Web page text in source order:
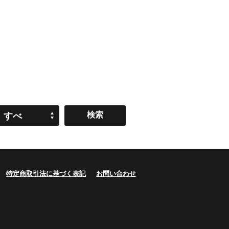
すべ
特定商取引法に基づく表記 お問い合わせ